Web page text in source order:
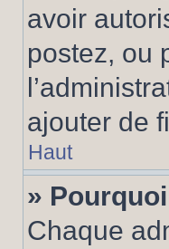
avoir
postez, ou
ajouter de
Haut
»
Chaque